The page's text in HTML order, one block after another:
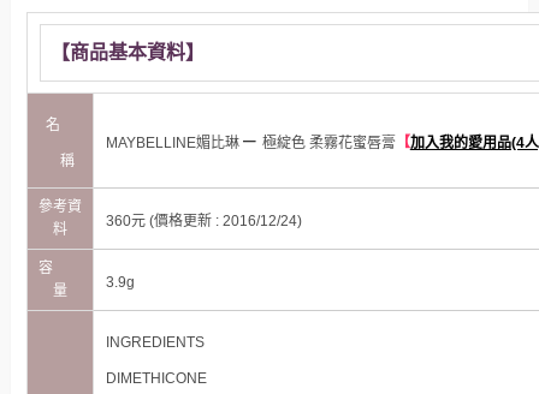
【商品基本資料】
名
稱
MAYBELLINE媚比琳 – 極綻色 柔霧花蜜唇膏【加入我的愛用品(4
參考資
料
360元 (價格更新 : 2016/12/24)
容
量
3.9g
INGREDIENTS
DIMETHICONE